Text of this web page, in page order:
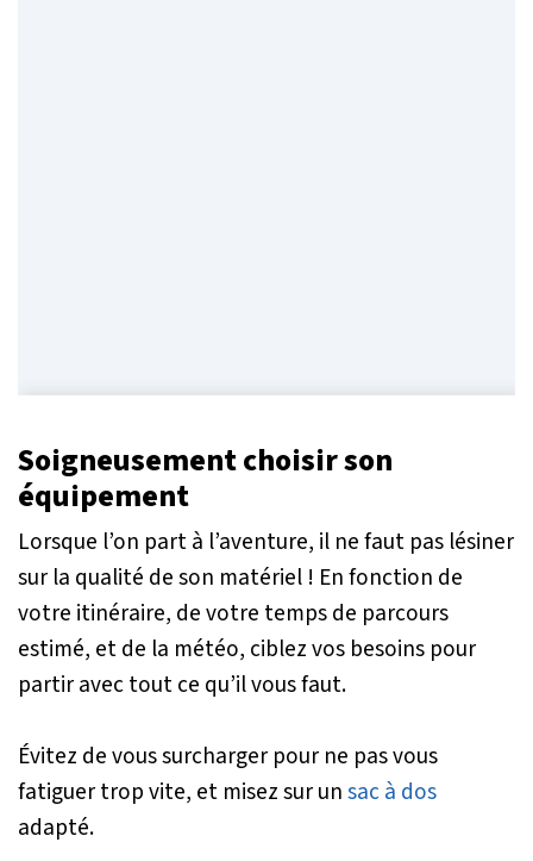
Soigneusement choisir son
équipement
Lorsque l’on part à l’aventure, il ne faut pas lésiner
sur la qualité de son matériel ! En fonction de
votre itinéraire, de votre temps de parcours
estimé, et de la météo, ciblez vos besoins pour
partir avec tout ce qu’il vous faut.
Évitez de vous surcharger pour ne pas vous
fatiguer trop vite, et misez sur unsac à dos
adapté.